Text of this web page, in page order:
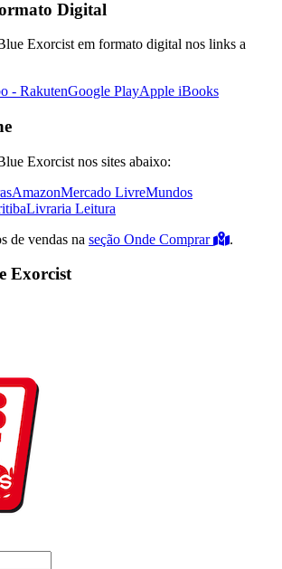
Digital
Exorcist em formato digital nos links a
- RakutenGoogle PlayApple iBooks
Exorcist nos sites abaixo:
AmazonMercado LivreMundos
Livraria Leitura
de vendas na seção Onde Comprar .
Exorcist